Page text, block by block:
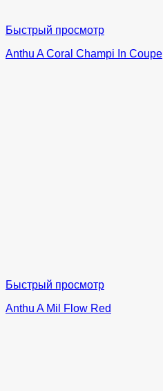
Быстрый просмотр
Anthu A Coral Champi In Coupe
Быстрый просмотр
Anthu A Mil Flow Red